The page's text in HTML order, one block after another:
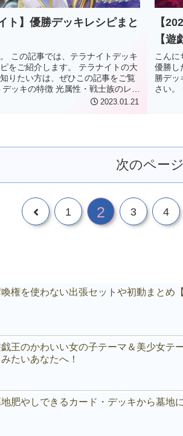
ト】優勝デッキレシピまと
この記事では、テラナイトデッキ
をご紹介します。 テラナイトの大
りたい方は、ぜひこの記事をご覧
ッキの特徴 光属性・戦士族のレベ
2023.01.21
【
【遊
こん
優勝し
勝デッ
さい。
次のページ
前 1 2 3 4
権を使わない出張セットや初動まとめ
王のかわいい女の子テーマ＆美少女テ
みたいあなたへ！
肥やしできるカード・デッキから墓地